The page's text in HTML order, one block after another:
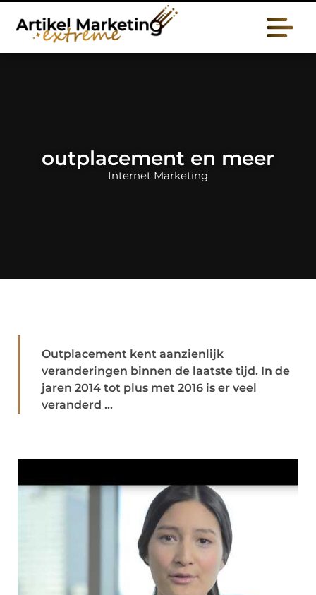
outplacement en meer
Internet Marketing
Outplacement kent aanzienlijk
veranderingen binnen de laatste tijd. In de
jaren 2014 tot plus met 2016 is er veel
veranderd ...